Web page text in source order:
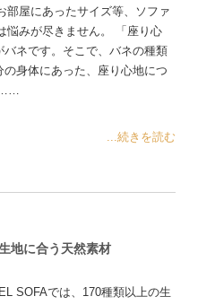
部屋にあったサイズ等、ソファ
悩みが尽きません。 「座り心
ネです。そこで、バネの種類
身体にあった、座り心地につ
……
...続きを読む
地に合う天然素材
SOFAでは、170種類以上の生